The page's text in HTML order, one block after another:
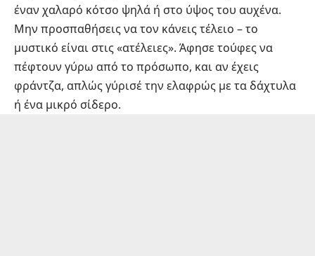
έναν χαλαρό κότσο ψηλά ή στο ύψος του αυχένα.
Μην προσπαθήσεις να τον κάνεις τέλειο – το
μυστικό είναι στις «ατέλειες». Άφησε τούφες να
πέφτουν γύρω από το πρόσωπο, και αν έχεις
φράντζα, απλώς γύρισέ την ελαφρώς με τα δάχτυλα
ή ένα μικρό σίδερο.